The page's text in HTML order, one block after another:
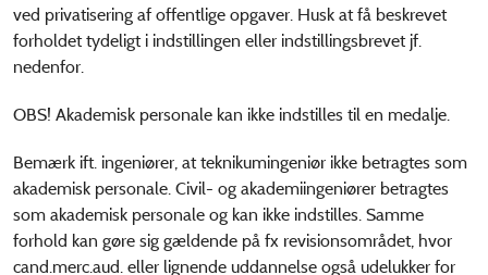
ved privatisering af offentlige opgaver. Husk at få beskrevet
forholdet tydeligt i indstillingen eller indstillingsbrevet jf.
nedenfor.
OBS! Akademisk personale kan ikke indstilles til en medalje.
Bemærk ift. ingeniører, at teknikumingeniør ikke betragtes som
akademisk personale. Civil- og akademiingeniører betragtes
som akademisk personale og kan ikke indstilles. Samme
forhold kan gøre sig gældende på fx revisionsområdet, hvor
cand.merc.aud. eller lignende uddannelse også udelukker for